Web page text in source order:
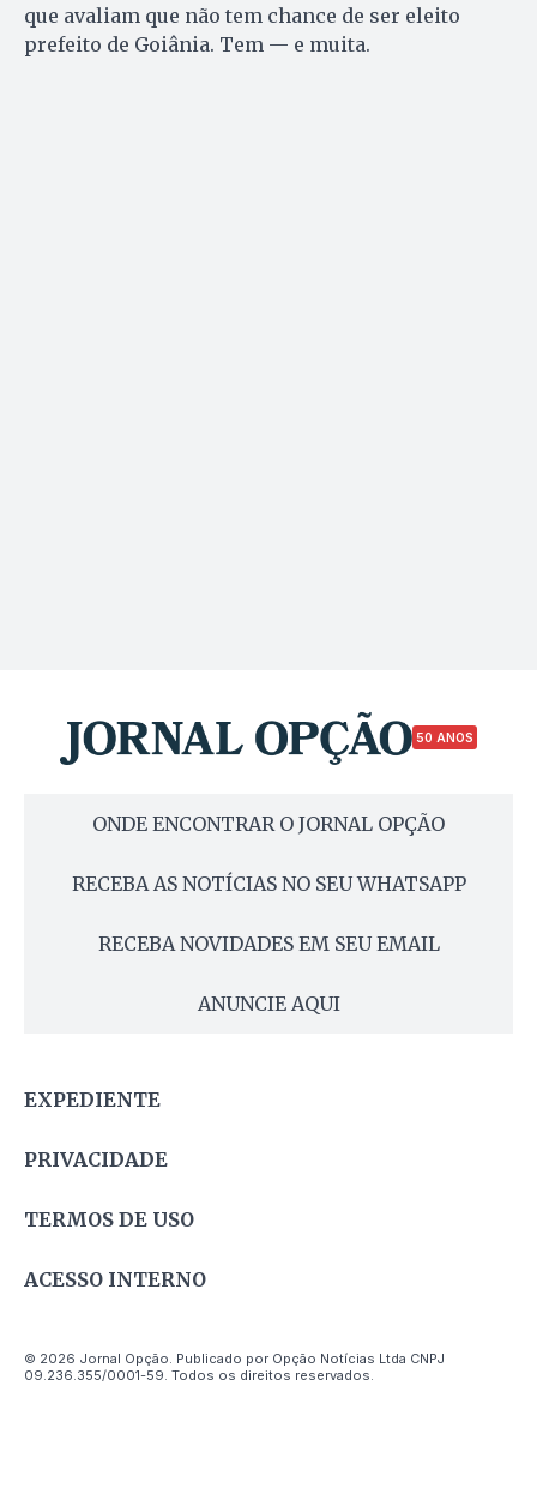
que avaliam que não tem chance de ser eleito
prefeito de Goiânia. Tem — e muita.
50 ANOS
ONDE ENCONTRAR O JORNAL OPÇÃO
RECEBA AS NOTÍCIAS NO SEU WHATSAPP
RECEBA NOVIDADES EM SEU EMAIL
ANUNCIE AQUI
EXPEDIENTE
PRIVACIDADE
TERMOS DE USO
ACESSO INTERNO
© 2026 Jornal Opção. Publicado por Opção Notícias Ltda CNPJ
09.236.355/0001-59. Todos os direitos reservados.